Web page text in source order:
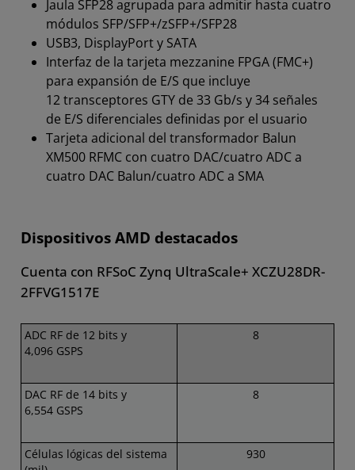
Jaula SFP28 agrupada para admitir hasta cuatro
módulos SFP/SFP+/zSFP+/SFP28
USB3, DisplayPort y SATA
Interfaz de la tarjeta mezzanine FPGA (FMC+)
para expansión de E/S que incluye
12 transceptores GTY de 33 Gb/s y 34 señales
de E/S diferenciales definidas por el usuario
Tarjeta adicional del transformador Balun
XM500 RFMC con cuatro DAC/cuatro ADC a
cuatro DAC Balun/cuatro ADC a SMA
Dispositivos AMD destacados
Cuenta con RFSoC Zynq UltraScale+ XCZU28DR-
2FFVG1517E
ADC RF de 12 bits y
4,096 GSPS
8
DAC RF de 14 bits y
6,554 GSPS
8
Células lógicas del sistema
930